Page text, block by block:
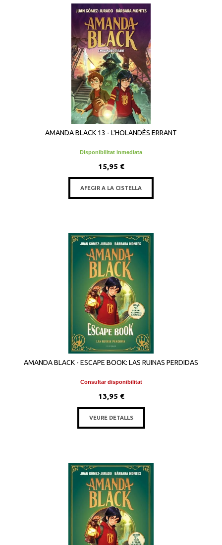
AMANDA BLACK 13 - L'HOLANDÈS ERRANT
Disponibilitat inmediata
15,95 €
AFEGIR A LA CISTELLA
AMANDA BLACK - ESCAPE BOOK: LAS RUINAS PERDIDAS
Consultar disponibilitat
13,95 €
VEURE DETALLS